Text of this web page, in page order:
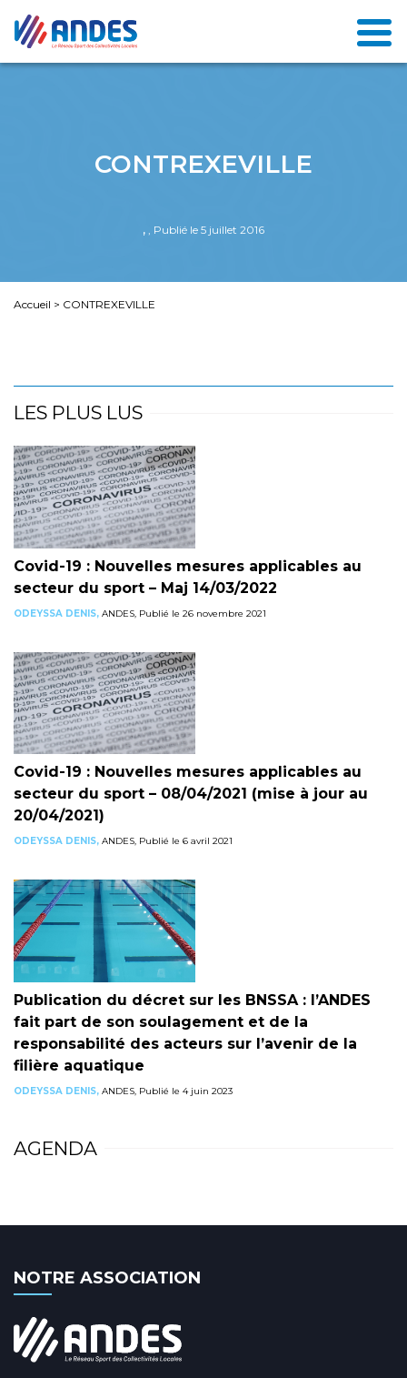
CONTREXEVILLE
, , Publié le 5 juillet 2016
Accueil > CONTREXEVILLE
LES PLUS LUS
Covid-19 : Nouvelles mesures applicables au
secteur du sport – Maj 14/03/2022
ODEYSSA DENIS, ANDES, Publié le 26 novembre 2021
Covid-19 : Nouvelles mesures applicables au
secteur du sport – 08/04/2021 (mise à jour au
20/04/2021)
ODEYSSA DENIS, ANDES, Publié le 6 avril 2021
Publication du décret sur les BNSSA : l’ANDES
fait part de son soulagement et de la
responsabilité des acteurs sur l’avenir de la
filière aquatique
ODEYSSA DENIS, ANDES, Publié le 4 juin 2023
AGENDA
NOTRE ASSOCIATION